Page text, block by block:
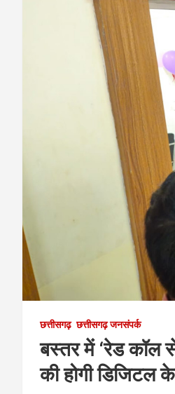
छत्तीसगढ़ छत्तीसगढ़ जनसंपर्क
बस्तर में ‘रेड कॉल
की होगी डिजिटल